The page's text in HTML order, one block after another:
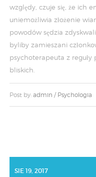
względy, czuje się, że ich
uniemożliwia złożenie
powodów sędzia
byliby zamieszani
psychoterapeuta z reguły
bliskich.
Post by: admin / Psychologia
SIE 19, 2017